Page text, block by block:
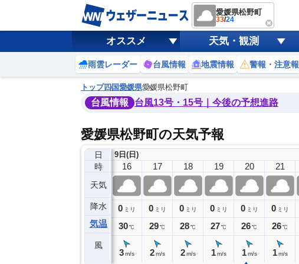
愛媛県松野町
33/24
オススメ 天気・観測
雨雲レーダー 台風情報 地震情報 警報・注意報
トップ四国愛媛県愛媛県松野町
台風情報 台風13号・15号｜今後の予想進路
愛媛県松野町の天気予報
日
時
天気
降水
気温
風
9日(日)
15
0ミリ
31℃
16
0 ミリ
30℃
3 m/s
17
0 ミリ
29℃
2 m/s
18
0 ミリ
28℃
2 m/s
19
0 ミリ
27℃
1 m/s
20
0 ミリ
26℃
1 m/s
21
0 ミリ
26℃
1 m/s